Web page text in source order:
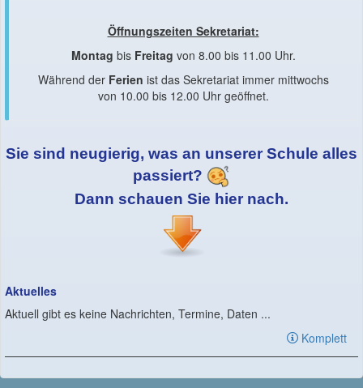
Öffnungszeiten Sekretariat:
Montag bis Freitag von 8.00 bis 11.00 Uhr.
Während der Ferien ist das Sekretariat immer mittwochs
von 10.00 bis 12.00 Uhr geöffnet.
Sie sind neugierig, was an unserer Schule alles
passiert?
Dann schauen Sie hier nach.
Aktuelles
Aktuell gibt es keine Nachrichten, Termine, Daten ...
Komplett